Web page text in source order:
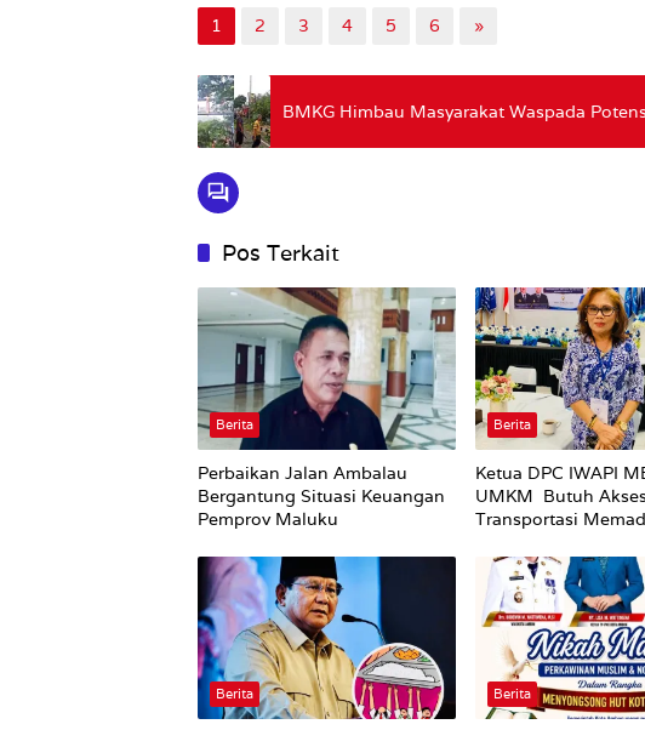
1 2 3 4 5 6 »
BMKG Himbau Masyarakat Waspada
Pos Terkait
Berita
Perbaikan Jalan Ambalau
Bergantung Situasi Keuangan
Pemprov Maluku
Berita
Ketua DPC IWAPI
UMKM Butuh Akses
Transportasi
Berita Berita